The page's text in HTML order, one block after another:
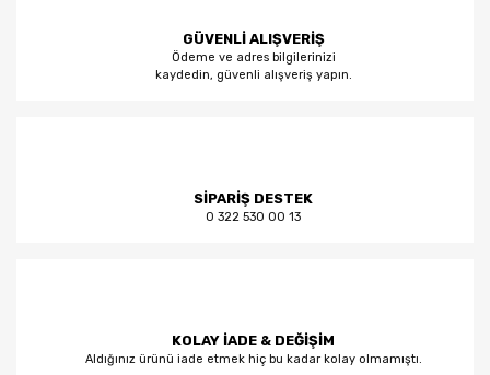
GÜVENLİ ALIŞVERİŞ
Ödeme ve adres bilgilerinizi
kaydedin, güvenli alışveriş yapın.
SİPARİŞ DESTEK
0 322 530 00 13
KOLAY İADE & DEĞİŞİM
Aldığınız ürünü iade etmek hiç bu kadar kolay olmamıştı.